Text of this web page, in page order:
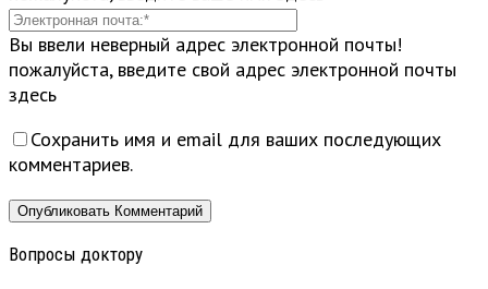
Вы ввели неверный адрес электронной почты!
пожалуйста, введите свой адрес электронной почты
здесь
Сохранить имя и email для ваших последующих
комментариев.
Вопросы доктору